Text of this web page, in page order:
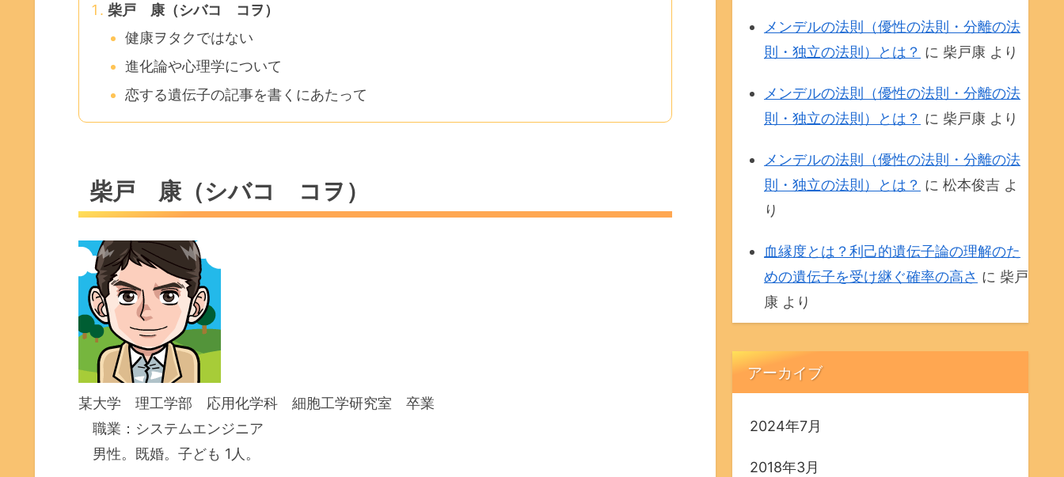
柴戸 康（シバコ コヲ）
健康ヲタクではない
進化論や心理学について
恋する遺伝子の記事を書くにあたって
柴戸 康（シバコ コヲ）
某大学 理工学部 応用化学科 細胞工学研究室 卒業
職業：システムエンジニア
男性。既婚。子ども 1人。
メンデルの法則（優性の法則・分離の法
則・独立の法則）とは？ に 柴戸康 より
メンデルの法則（優性の法則・分離の法
則・独立の法則）とは？ に 柴戸康 より
メンデルの法則（優性の法則・分離の法
則・独立の法則）とは？ に 松本俊吉 よ
り
血縁度とは？利己的遺伝子論の理解のた
めの遺伝子を受け継ぐ確率の高さ に 柴戸
康 より
アーカイブ
2024年7月
2018年3月